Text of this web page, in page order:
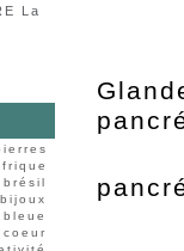
La
brésil
bijoux
bleue
coeur